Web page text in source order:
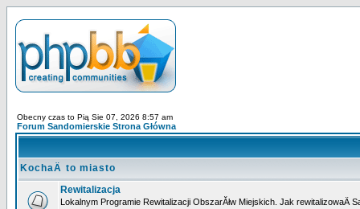
Obecny czas to Pią Sie 07, 2026 8:57 am
Forum Sandomierskie Strona Główna
KochaÄ to miasto
Rewitalizacja
Lokalnym Programie Rewitalizacji ObszarĂłw Miejskich. Jak rewitalizowaÄ